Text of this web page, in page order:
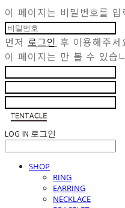
이 페이지는 비밀번호를
먼저 로그인 후 이용해주세
이 페이지는 만 볼 수 있습
LOG IN 로그인
SHOP
RING
EARRING
NECKLACE